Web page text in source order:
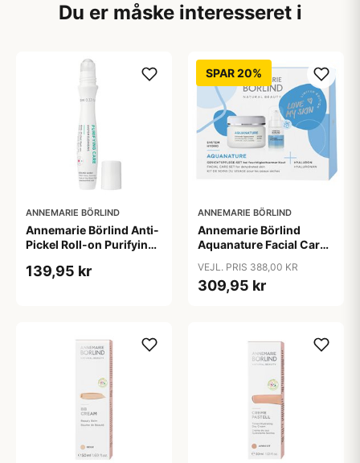
Du er måske interesseret i
ANNEMARIE BÖRLIND
Annemarie Börlind Anti-
Pickel Roll-on Purifying
139,95 kr
SPAR 20%
ANNEMARIE BÖRLIND
Annemarie Börlind
Aquanature Facial Care
VEJL. PRIS 388,00 KR
309,95 kr